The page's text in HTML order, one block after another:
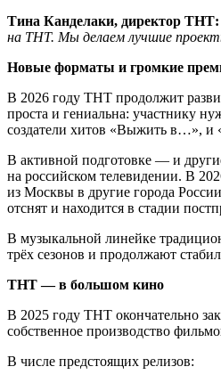
Тина Канделаки, директор ТНТ:
на ТНТ. Мы делаем лучшие
Новые форматы и громкие
В 2026 году ТНТ продолжит
проста и гениальна: участнику
создатели хитов «Выжить в…», и
В активной подготовке — и
на российском телевидении. В
из Москвы в другие города
отснят и находится в стадии
В музыкальной линейке
трёх сезонов и продолжают
ТНТ — в большом кино
В 2025 году ТНТ окончательно
собственное производство
В числе предстоящих релизов: